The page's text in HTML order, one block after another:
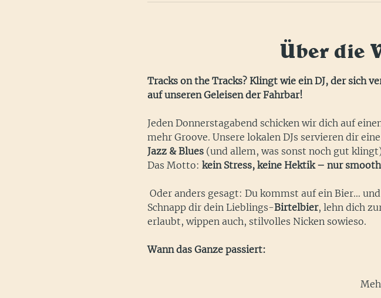
Über die
Tracks on the Tracks? Klingt wie ein DJ, der sich
auf unseren Geleisen der Fahrbar!
Jeden Donnerstagabend schicken wir dich auf
mehr Groove. Unsere lokalen DJs servieren dir
Jazz & Blues (und allem, was sonst noch gut
Das Motto: kein Stress, keine Hektik – nur
Oder anders gesagt: Du kommst auf ein Bier…
Schnapp dir dein Lieblings-Birtelbier, lehn dich
erlaubt, wippen auch, stilvolles Nicken sowieso.
Wann das Ganze passiert: